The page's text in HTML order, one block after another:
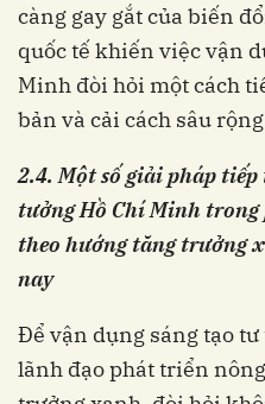
càng gay gắt của biến
quốc tế khiến việc vận
Minh đòi hỏi một cách
bản và cải cách sâu
2.4. Một số giải pháp tiếp
tưởng Hồ Chí Minh trong
theo hướng tăng trưởng
nay
Để vận dụng sáng tạo
lãnh đạo phát triển